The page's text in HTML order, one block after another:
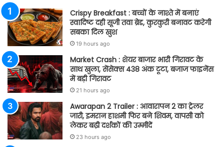
Crispy Breakfast : बच्चों के नाश्ते में बनाएं
स्वादिष्ट दही सूजी तवा ब्रेड, कुरकुरी बनावट करेगी
सबका दिल खुश
19 hours ago
Market Crash : शेयर बाजार भारी गिरावट के
साथ खुला, सेंसेक्स 438 अंक टूटा, बजाज फाइनेंस
में बड़ी गिरावट
21 hours ago
Awarapan 2 Trailer : आवारापन 2 का ट्रेलर
जारी, इमरान हाशमी फिर बने शिवम, वापसी को
लेकर बढ़ी दर्शकों की उम्मीदें
23 hours ago